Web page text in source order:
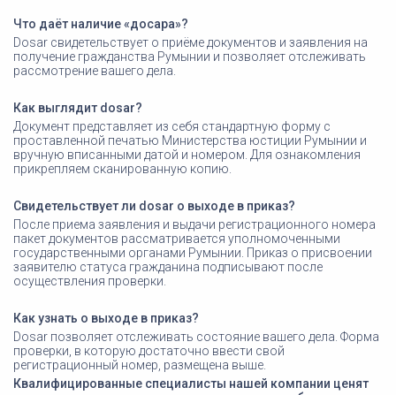
Что даёт наличие «досара»?
Dosar свидетельствует о приёме документов и заявления на
получение гражданства Румынии и позволяет отслеживать
рассмотрение вашего дела.
Как выглядит dosar?
Документ представляет из себя стандартную форму с
проставленной печатью Министерства юстиции Румынии и
вручную вписанными датой и номером. Для ознакомления
прикрепляем сканированную копию.
Свидетельствует ли dosar о выходе в приказ?
После приема заявления и выдачи регистрационного номера
пакет документов рассматривается уполномоченными
государственными органами Румынии. Приказ о присвоении
заявителю статуса гражданина подписывают после
осуществления проверки.
Как узнать о выходе в приказ?
Dosar позволяет отслеживать состояние вашего дела. Форма
проверки, в которую достаточно ввести свой
регистрационный номер, размещена выше.
Квалифицированные специалисты нашей компании ценят